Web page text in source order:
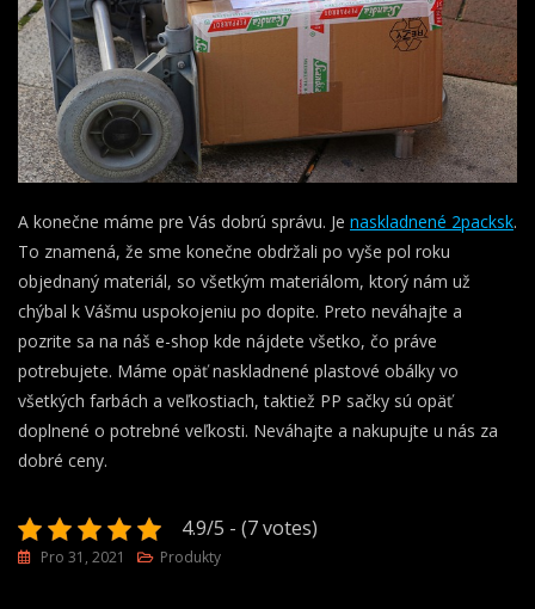
A konečne máme pre Vás dobrú správu. Je naskladnené 2packsk.
To znamená, že sme konečne obdržali po vyše pol roku
objednaný materiál, so všetkým materiálom, ktorý nám už
chýbal k Vášmu uspokojeniu po dopite. Preto neváhajte a
pozrite sa na náš e-shop kde nájdete všetko, čo práve
potrebujete. Máme opäť naskladnené plastové obálky vo
všetkých farbách a veľkostiach, taktiež PP sačky sú opäť
doplnené o potrebné veľkosti. Neváhajte a nakupujte u nás za
dobré ceny.
4.9/5 - (7 votes)
Pro 31, 2021 Produkty